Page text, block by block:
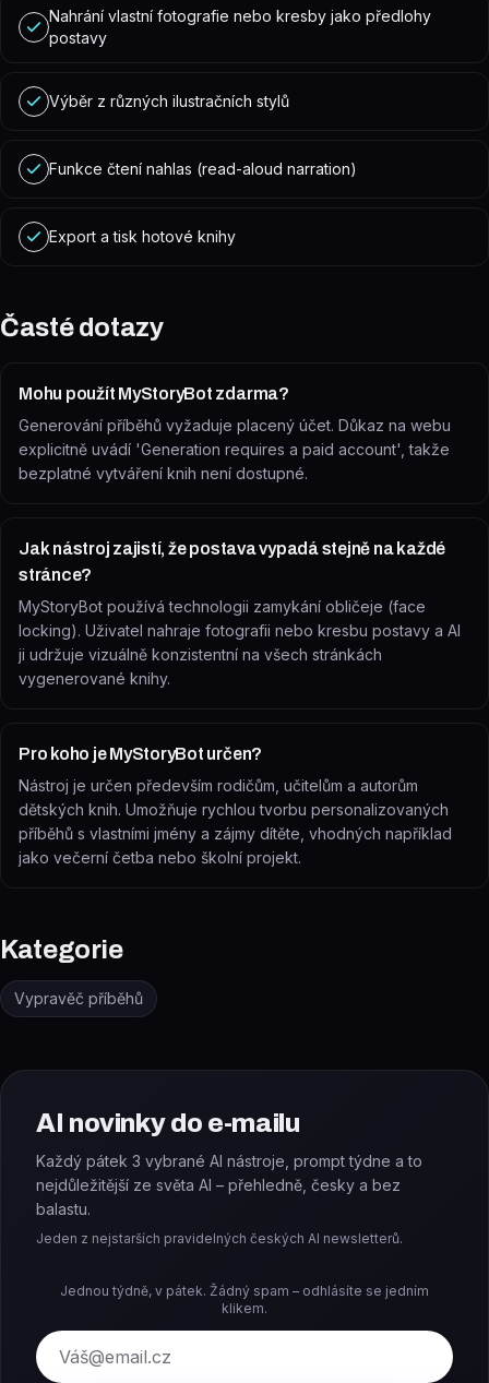
Nahrání vlastní fotografie nebo kresby jako předlohy
postavy
Výběr z různých ilustračních stylů
Funkce čtení nahlas (read-aloud narration)
Export a tisk hotové knihy
Časté dotazy
Mohu použít MyStoryBot zdarma?
Generování příběhů vyžaduje placený účet. Důkaz na webu
explicitně uvádí 'Generation requires a paid account', takže
bezplatné vytváření knih není dostupné.
Jak nástroj zajistí, že postava vypadá stejně na každé
stránce?
MyStoryBot používá technologii zamykání obličeje (face
locking). Uživatel nahraje fotografii nebo kresbu postavy a AI
ji udržuje vizuálně konzistentní na všech stránkách
vygenerované knihy.
Pro koho je MyStoryBot určen?
Nástroj je určen především rodičům, učitelům a autorům
dětských knih. Umožňuje rychlou tvorbu personalizovaných
příběhů s vlastními jmény a zájmy dítěte, vhodných například
jako večerní četba nebo školní projekt.
Kategorie
Vypravěč příběhů
AI novinky do e-mailu
Každý pátek 3 vybrané AI nástroje, prompt týdne a to
nejdůležitější ze světa AI – přehledně, česky a bez
balastu.
Jeden z nejstarších pravidelných českých AI newsletterů.
Jednou týdně, v pátek. Žádný spam – odhlásíte se jedním
klikem.
E-mail